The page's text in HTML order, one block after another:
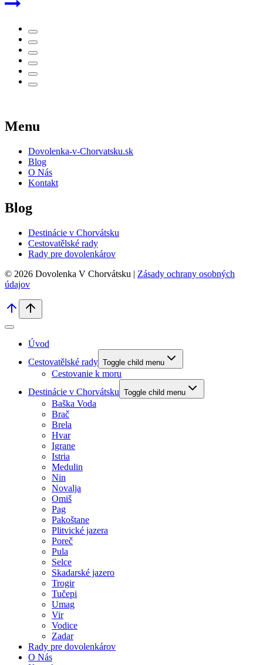
Menu
Dovolenka-v-Chorvatsku.sk
Blog
O Nás
Kontakt
Blog
Destinácie v Chorvátsku
Cestovatělské rady
Rady pre dovolenkárov
© 2026 Dovolenka V Chorvátsku | Zásady ochrany osobných
údajov
Úvod
Cestovatělské rady Toggle child menu
Cestovanie k moru
Destinácie v Chorvátsku Toggle child menu
Baška Voda
Brač
Brela
Hvar
Igrane
Istria
Medulin
Nin
Novalja
Omiš
Pag
Pakoštane
Plitvické jazera
Poreč
Pula
Selce
Skadarské jazero
Trogir
Tučepi
Umag
Vir
Vodice
Zadar
Rady pre dovolenkárov
O Nás